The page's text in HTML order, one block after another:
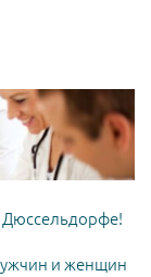
Дюссельдорфе!
и женщин